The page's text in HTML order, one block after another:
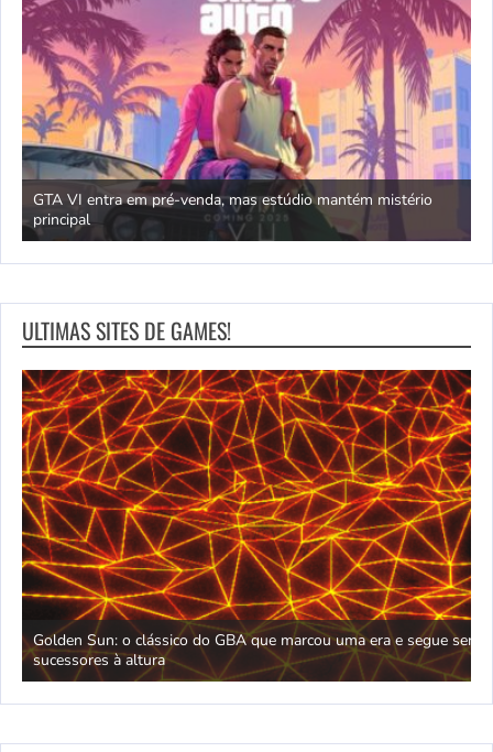
GTA VI entra em pré-venda, mas estúdio mantém mistério
principal
ULTIMAS SITES DE GAMES!
Golden Sun: o clássico do GBA que marcou uma era e segue sem
sucessores à altura